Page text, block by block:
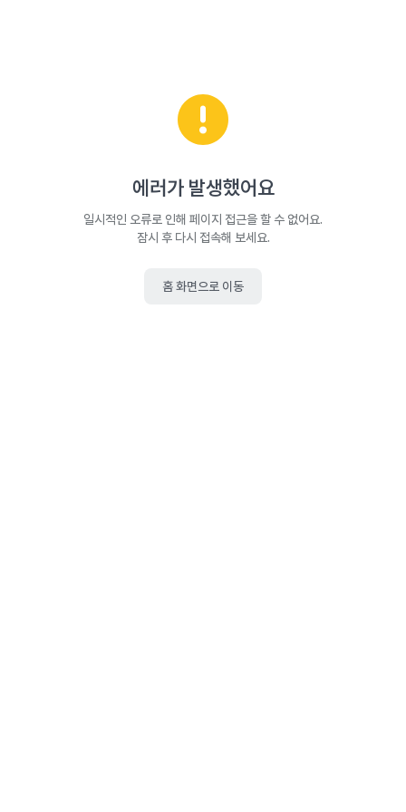
에러가 발생했어요
일시적인 오류로 인해 페이지 접근을 할 수 없어요.
잠시 후 다시 접속해 보세요.
홈 화면으로 이동